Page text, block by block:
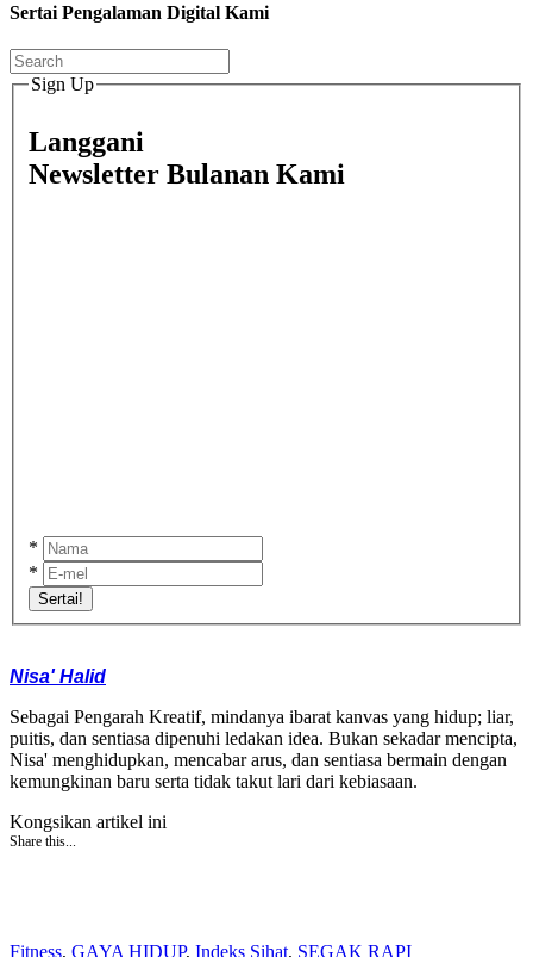
Sertai Pengalaman Digital Kami
Sign Up
Langgani
Newsletter Bulanan Kami
*
*
Sertai!
Nisa' Halid
Sebagai Pengarah Kreatif, mindanya ibarat kanvas yang hidup; liar,
puitis, dan sentiasa dipenuhi ledakan idea. Bukan sekadar mencipta,
Nisa' menghidupkan, mencabar arus, dan sentiasa bermain dengan
kemungkinan baru serta tidak takut lari dari kebiasaan.
Kongsikan artikel ini
Share this...
Fitness, GAYA HIDUP, Indeks Sihat, SEGAK RAPI